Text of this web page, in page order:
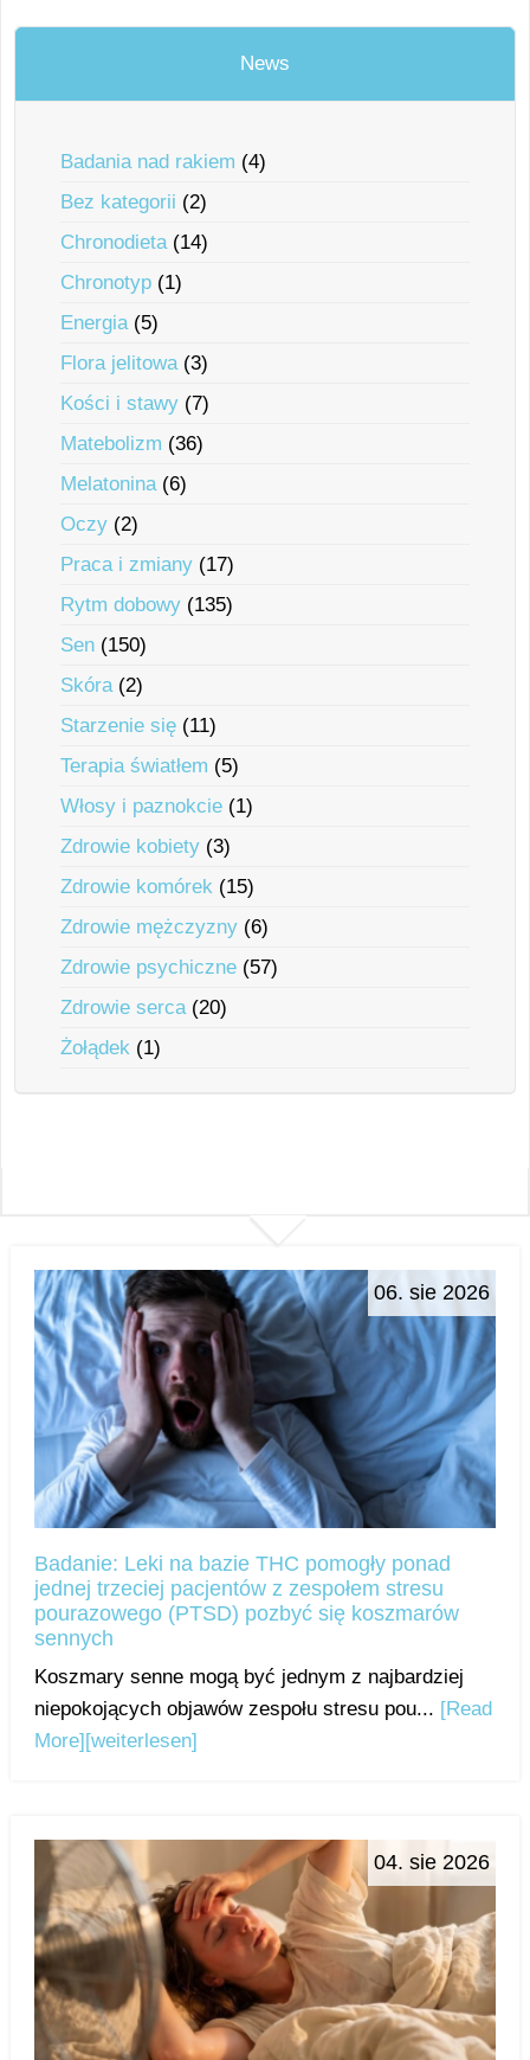
News
Badania nad rakiem (4)
Bez kategorii (2)
Chronodieta(14)
Chronotyp (1)
Energia(5)
Flora jelitowa(3)
Kości i stawy (7)
Matebolizm (36)
Melatonina(6)
Oczy (2)
Praca i zmiany (17)
Rytm dobowy (135)
Sen (150)
Skóra(2)
Starzenie się (11)
Terapia światłem (5)
Włosy i paznokcie (1)
Zdrowie kobiety (3)
Zdrowie komórek (15)
Zdrowie mężczyzny (6)
Zdrowie psychiczne (57)
Zdrowie serca(20)
Żołądek (1)
06. sie 2026
Badanie: Leki na bazie THC pomogły ponad
jednej trzeciej pacjentów z zespołem stresu
pourazowego (PTSD) pozbyć się koszmarów
sennych
Koszmary senne mogą być jednym z najbardziej
niepokojących objawów zespołu stresu pou... [Read
More][weiterlesen]
04. sie 2026